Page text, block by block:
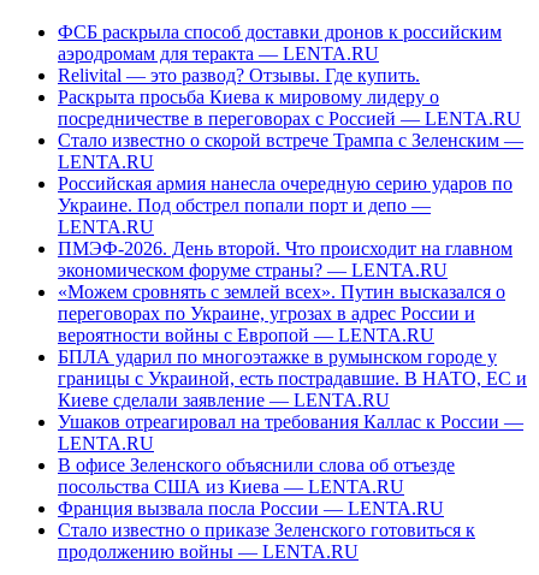
ФСБ раскрыла способ доставки дронов к российским
аэродромам для теракта — LENTA.RU
Relivital — это развод? Отзывы. Где купить.
Раскрыта просьба Киева к мировому лидеру о
посредничестве в переговорах с Россией — LENTA.RU
Стало известно о скорой встрече Трампа с Зеленским —
LENTA.RU
Российская армия нанесла очередную серию ударов по
Украине. Под обстрел попали порт и депо —
LENTA.RU
ПМЭФ-2026. День второй. Что происходит на главном
экономическом форуме страны? — LENTA.RU
«Можем сровнять с землей всех». Путин высказался о
переговорах по Украине, угрозах в адрес России и
вероятности войны с Европой — LENTA.RU
БПЛА ударил по многоэтажке в румынском городе у
границы с Украиной, есть пострадавшие. В НАТО, ЕС и
Киеве сделали заявление — LENTA.RU
Ушаков отреагировал на требования Каллас к России —
LENTA.RU
В офисе Зеленского объяснили слова об отъезде
посольства США из Киева — LENTA.RU
Франция вызвала посла России — LENTA.RU
Стало известно о приказе Зеленского готовиться к
продолжению войны — LENTA.RU